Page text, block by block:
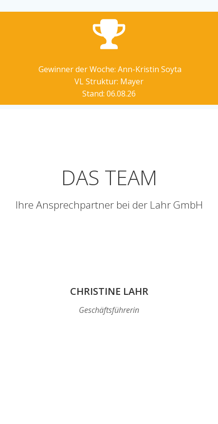
Gewinner der Woche: Ann-Kristin Soyta
VL Struktur: Mayer
Stand: 06.08.26
DAS TEAM
Ihre Ansprechpartner bei der Lahr GmbH
CHRISTINE LAHR
Geschäftsführerin